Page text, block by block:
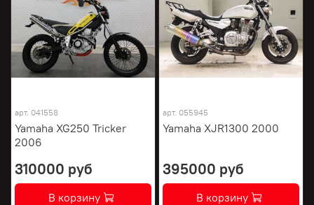
арт. 041558
Yamaha XG250 Tricker
2006
310000 руб
В корзину
арт. 055945
Yamaha XJR1300 2000
395000 руб
В корзину